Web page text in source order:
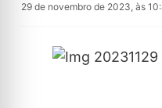
29 de novembro de 2023, às